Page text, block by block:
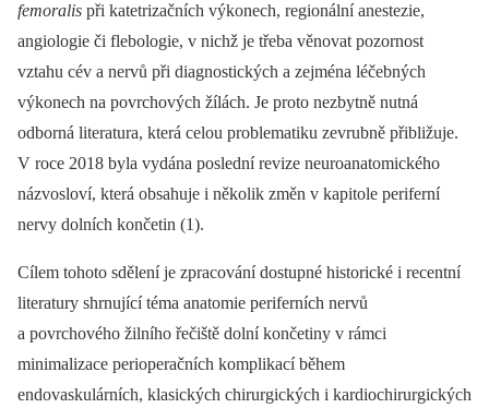
femoralis při katetrizačních výkonech, regionální anestezie,
angiologie či flebologie, v nichž je třeba věnovat pozornost
vztahu cév a nervů při diagnostických a zejména léčebných
výkonech na povrchových žílách. Je proto nezbytně nutná
odborná literatura, která celou problematiku zevrubně přibližuje.
V roce 2018 byla vydána poslední revize neuroanatomického
názvosloví, která obsahuje i několik změn v kapitole periferní
nervy dolních končetin (1).
Cílem tohoto sdělení je zpracování dostupné historické i recentní
literatury shrnující téma anatomie periferních nervů
a povrchového žilního řečiště dolní končetiny v rámci
minimalizace perioperačních komplikací během
endovaskulárních, klasických chirurgických i kardiochirurgických